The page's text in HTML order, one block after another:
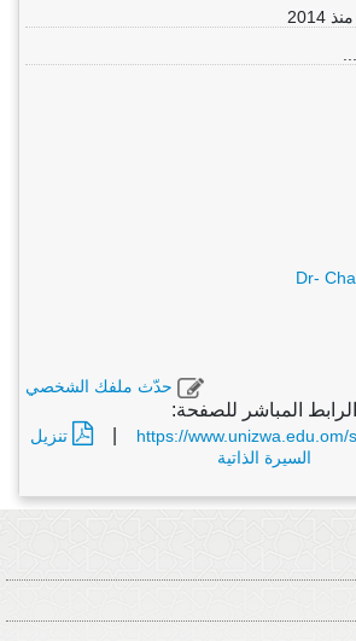
Dr-
حدّث ملفك الشخصي
الرابط المباشر للصفحة:
https://www.unizwa.edu.om/
تنزيل
السيرة الذاتية